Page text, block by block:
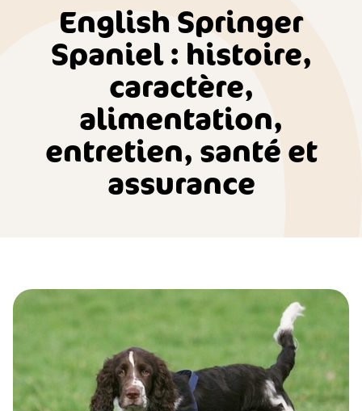
English Springer
Spaniel : histoire,
caractère,
alimentation,
entretien, santé et
assurance
English Springer Spaniel : histoire, caractère, alimentation,